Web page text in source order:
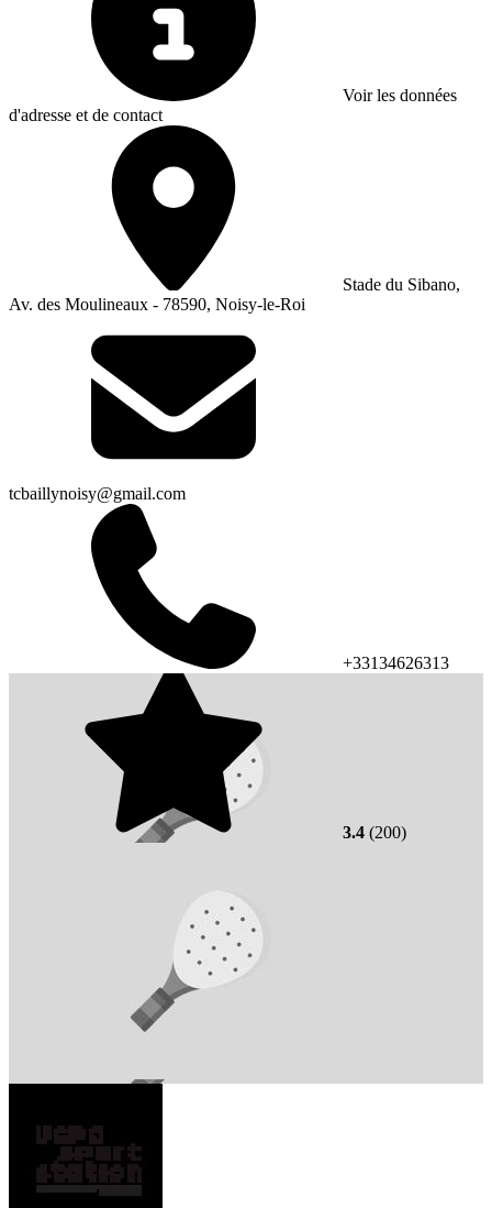
Voir les données
d'adresse et de contact
Stade du Sibano,
Av. des Moulineaux - 78590, Noisy-le-Roi
tcbaillynoisy@gmail.com
+33134626313
3.4 (200)